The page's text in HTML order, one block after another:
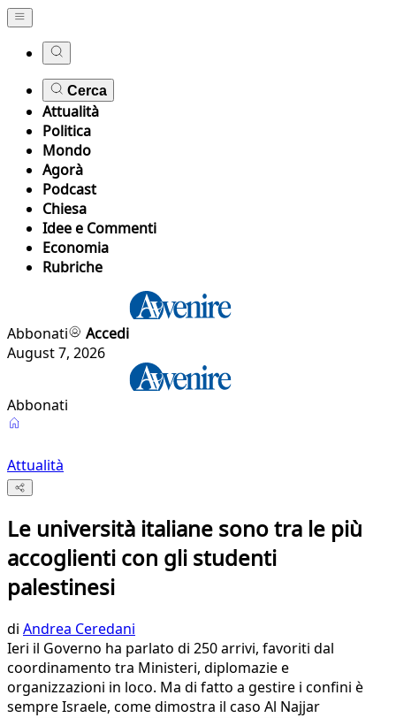
Cerca
Attualità
Politica
Mondo
Agorà
Podcast
Chiesa
Idee e Commenti
Economia
Rubriche
Abbonati
Accedi
August 7, 2026
Abbonati
Attualità
Le università italiane sono tra le più
accoglienti con gli studenti
palestinesi
di Andrea Ceredani
Ieri il Governo ha parlato di 250 arrivi, favoriti dal
coordinamento tra Ministeri, diplomazie e
organizzazioni in loco. Ma di fatto a gestire i confini è
sempre Israele, come dimostra il caso Al Najjar